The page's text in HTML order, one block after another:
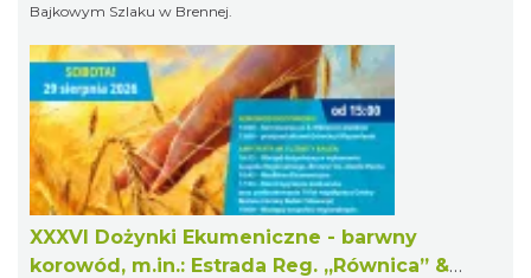
Bajkowym Szlaku w Brennej.
XXXVI Dożynki Ekumeniczne - barwny
korowód, m.in.: Estrada Reg. „Równica” &